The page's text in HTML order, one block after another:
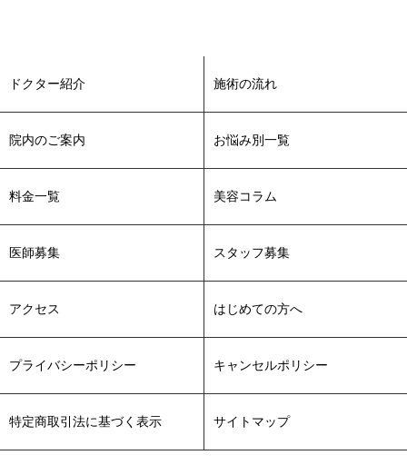
ドクター紹介 施術の流れ
院内のご案内 お悩み別一覧
料金一覧 美容コラム
医師募集 スタッフ募集
アクセス はじめての方へ
プライバシーポリシー キャンセルポリシー
特定商取引法に基づく表示 サイトマップ